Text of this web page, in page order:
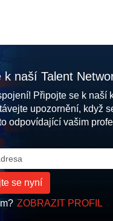
k naší Talent
Připojte se k naší
upozornění, když
odpovídající vašim
ZOBRAZIT PROFIL